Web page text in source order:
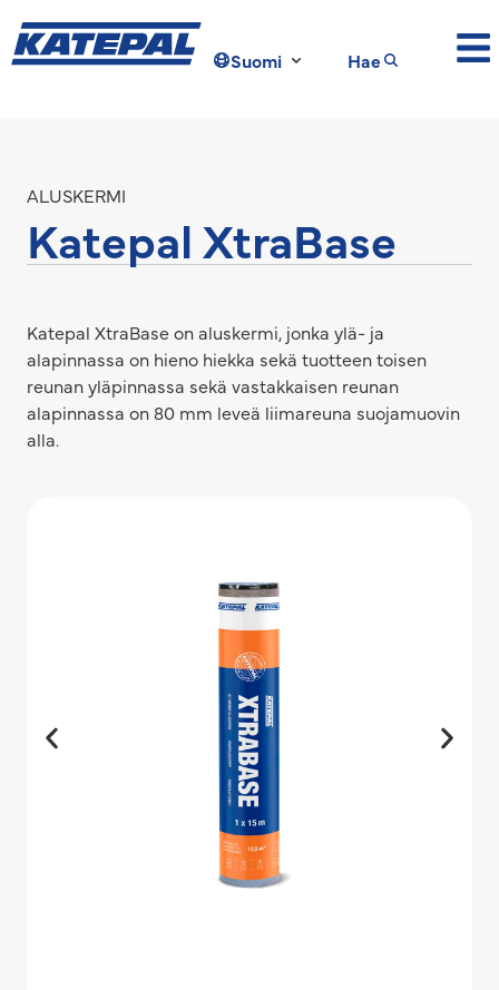
Suomi Hae
ALUSKERMI
Katepal XtraBase
Katepal XtraBase on aluskermi, jonka ylä- ja
alapinnassa on hieno hiekka sekä tuotteen toisen
reunan yläpinnassa sekä vastakkaisen reunan
alapinnassa on 80 mm leveä liimareuna suojamuovin
alla.